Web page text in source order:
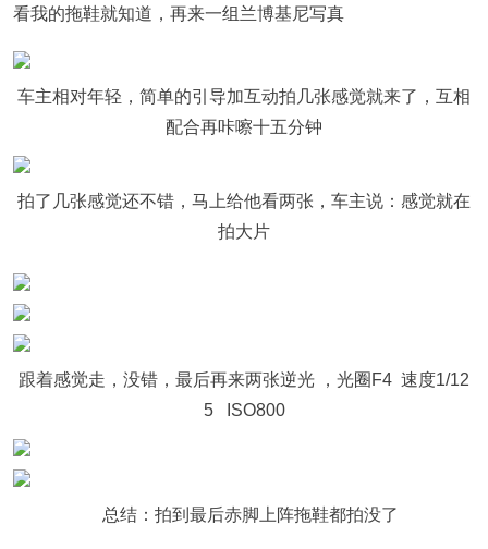
看我的拖鞋就知道，再来一组兰博基尼写真
车主相对年轻，简单的引导加互动拍几张感觉就来了，互相
配合再咔嚓十五分钟
拍了几张感觉还不错，马上给他看两张，车主说：感觉就在
拍大片
跟着感觉走，没错，最后再来两张逆光 ，光圈F4 速度1/12
5 ISO800
总结：拍到最后赤脚上阵拖鞋都拍没了